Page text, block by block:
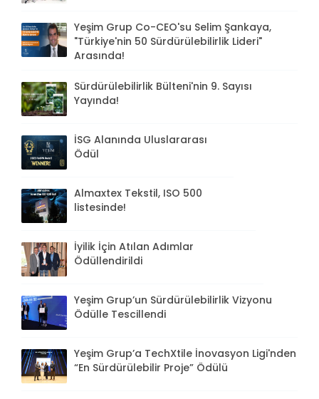
Yeşim Grup Co-CEO'su Selim Şankaya,
"Türkiye'nin 50 Sürdürülebilirlik Lideri"
Arasında!
Sürdürülebilirlik Bülteni'nin 9. Sayısı
Yayında!
İSG Alanında Uluslararası
Ödül
Almaxtex Tekstil, ISO 500
listesinde!
İyilik İçin Atılan Adımlar
Ödüllendirildi
Yeşim Grup’un Sürdürülebilirlik Vizyonu
Ödülle Tescillendi
Yeşim Grup’a TechXtile İnovasyon Ligi'nden
“En Sürdürülebilir Proje” Ödülü